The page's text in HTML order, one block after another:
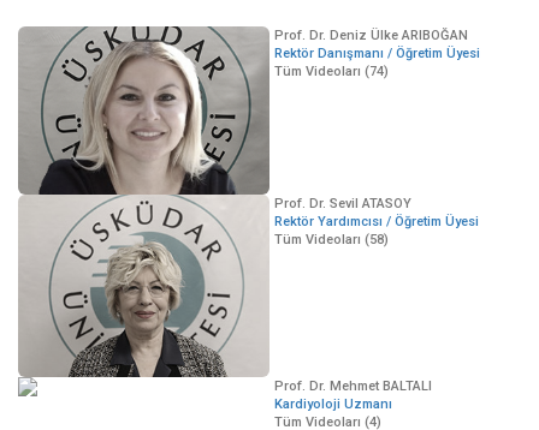
Prof. Dr. Deniz Ülke ARIBOĞAN
Rektör Danışmanı / Öğretim Üyesi
Tüm Videoları (74)
Prof. Dr. Sevil ATASOY
Rektör Yardımcısı / Öğretim Üyesi
Tüm Videoları (58)
Prof. Dr. Mehmet BALTALI
Kardiyoloji Uzmanı
Tüm Videoları (4)